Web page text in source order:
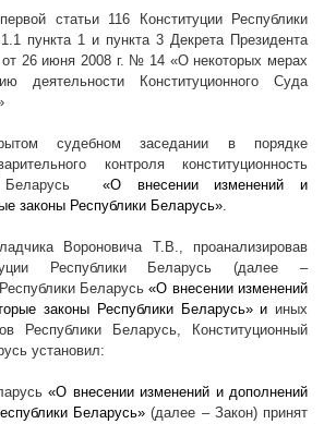
статьи 116 Конституции Республики
пункта 1 и пункта 3 Декрета Президента
от 26 июня 2008 г. № 14 «О некоторых мерах
деятельности Конституционного Суда
судебном заседании в порядке
контроля конституционность
«О внесении изменений и
законы Республики Беларусь».
Вороновича Т.В., проанализировав
Республики Беларусь (далее –
Беларусь«О внесении изменений
законы Республики Беларусь» и иных
Республики Беларусь, Конституционный
установил:
«О внесении изменений и дополнений
Беларусь»(далее – Закон) принят